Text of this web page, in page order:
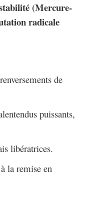
(Mercure-
radicale
de
puissants,
libératrices.
la remise en